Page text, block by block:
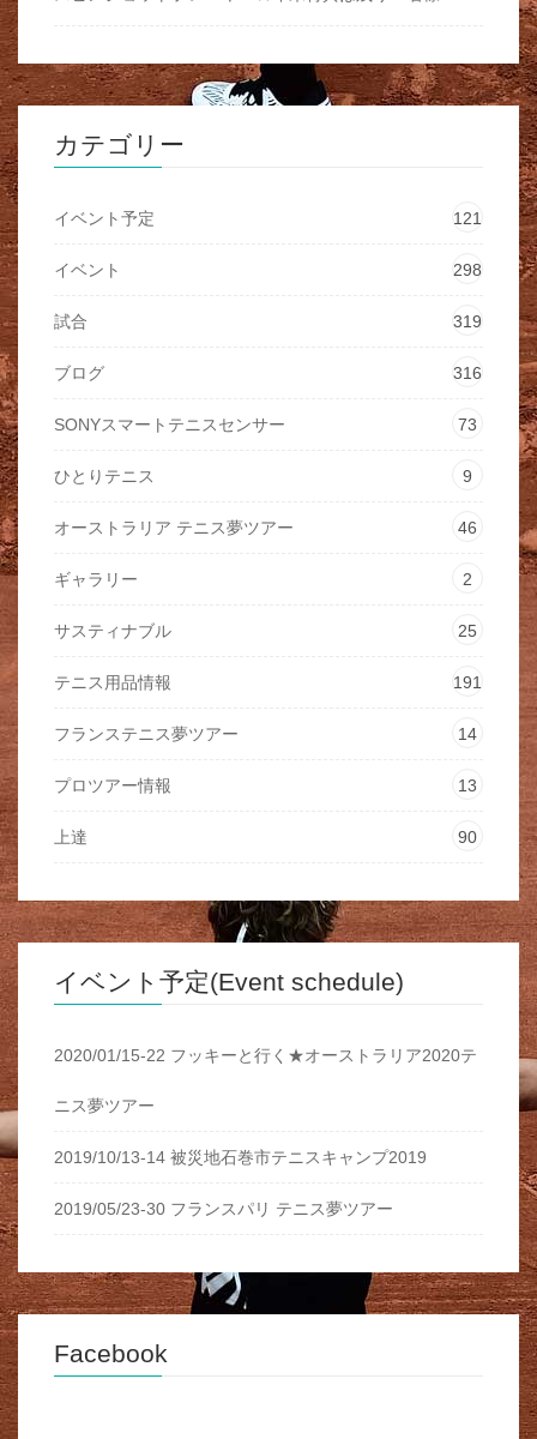
カテゴリー
イベント予定 121
イベント 298
試合 319
ブログ 316
SONYスマートテニスセンサー 73
ひとりテニス 9
オーストラリア テニス夢ツアー 46
ギャラリー 2
サスティナブル 25
テニス用品情報 191
フランステニス夢ツアー 14
プロツアー情報 13
上達 90
イベント予定(Event schedule)
2020/01/15-22 フッキーと行く★オーストラリア2020テ
ニス夢ツアー
2019/10/13-14 被災地石巻市テニスキャンプ2019
2019/05/23-30 フランスパリ テニス夢ツアー
Facebook